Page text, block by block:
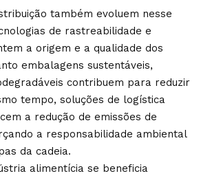
também evoluem nesse
de rastreabilidade e
a origem e a qualidade dos
embalagens sustentáveis,
contribuem para reduzir
tempo, soluções de logística
a redução de emissões de
a responsabilidade ambiental
da cadeia.
alimentícia se beneficia